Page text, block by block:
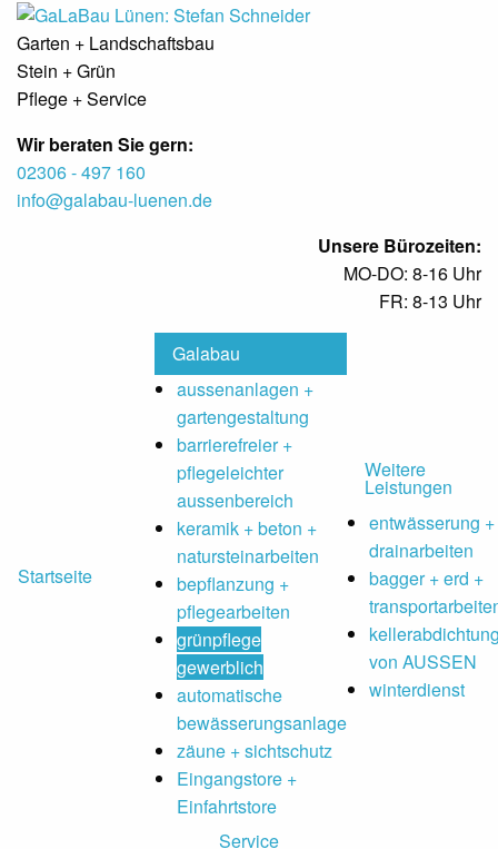
Garten + Landschaftsbau
Stein + Grün
Pflege + Service
Wir beraten Sie gern:
02306 - 497 160
info@galabau-luenen.de
Unsere Bürozeiten:
MO-DO: 8-16 Uhr
FR: 8-13 Uhr
Startseite
Galabau
aussenanlagen +
gartengestaltung
barrierefreier +
pflegeleichter
aussenbereich
keramik + beton +
natursteinarbeiten
bepflanzung +
pflegearbeiten
grünpflege
gewerblich
automatische
bewässerungsanlage
zäune + sichtschutz
Eingangstore +
Einfahrtstore
Weitere
Leistungen
entwässerung +
drainarbeiten
bagger + erd +
von AUSSEN
winterdienst
Service